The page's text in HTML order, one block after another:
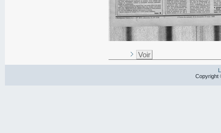
Voir
Copyright